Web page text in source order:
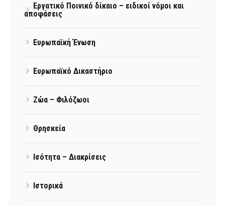
Εργατικό Ποινικό δίκαιο – ειδικοί νόμοι και
αποφάσεις
Ευρωπαϊκή Ένωση
Ευρωπαϊκό Δικαστήριο
Ζώα – Φιλόζωοι
Θρησκεία
Ισότητα – Διακρίσεις
Ιστορικά